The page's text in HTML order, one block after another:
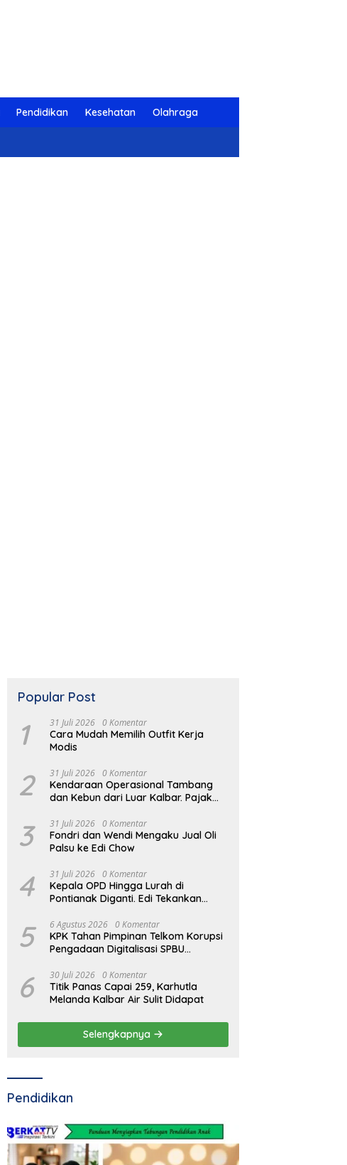
Pendidikan Kesehatan Olahraga
Popular Post
1 31 Juli 2026 0 Komentar
Cara Mudah Memilih Outfit Kerja
Modis
2 31 Juli 2026 0 Komentar
Kendaraan Operasional Tambang
dan Kebun dari Luar Kalbar. Pajak
3 31 Juli 2026 0 Komentar
Fondri dan Wendi Mengaku Jual Oli
Palsu ke Edi Chow
4 31 Juli 2026 0 Komentar
Kepala OPD Hingga Lurah di
Pontianak Diganti. Edi Tekankan
5 6 Agustus 2026 0 Komentar
KPK Tahan Pimpinan Telkom Korupsi
Pengadaan Digitalisasi SPBU
6 30 Juli 2026 0 Komentar
Titik Panas Capai 259, Karhutla
Melanda Kalbar Air Sulit Didapat
Selengkapnya
Pendidikan